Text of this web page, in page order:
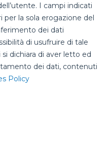
I campi indicati
per la sola erogazione del
dei dati
di usufruire di tale
dichiara di aver letto ed
dei dati, contenuti
Policy